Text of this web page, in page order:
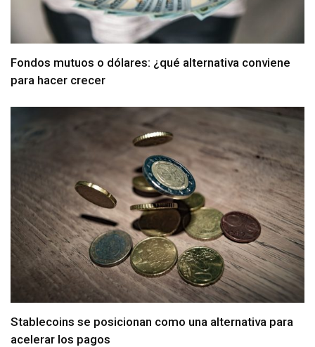
Fondos mutuos o dólares: ¿qué alternativa conviene
para hacer crecer
Stablecoins se posicionan como una alternativa para
acelerar los pagos